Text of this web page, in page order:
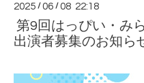
2025 /06 /08 22:18
第9回はっぴい・み
出演者募集のお知ら